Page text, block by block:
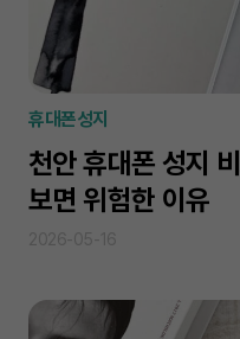
휴대폰성지
천안 휴대폰 성지
보면 위험한 이유